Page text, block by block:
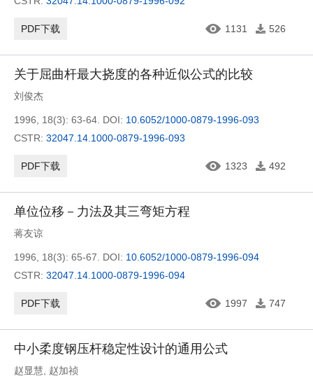
PDF下载 1131 526
关于屈曲杆最大挠度的各种近似公式的比较
刘俊杰
1996, 18(3): 63-64. DOI: 10.6052/1000-0879-1996-093
CSTR: 32047.14.1000-0879-1996-093
PDF下载 1323 492
单位位移－力法及其三弯矩方程
蒋友谅
1996, 18(3): 65-67. DOI: 10.6052/1000-0879-1996-094
CSTR: 32047.14.1000-0879-1996-094
PDF下载 1997 747
中小柔度钢压杆稳定性设计的通用公式
赵显慧 赵加祯